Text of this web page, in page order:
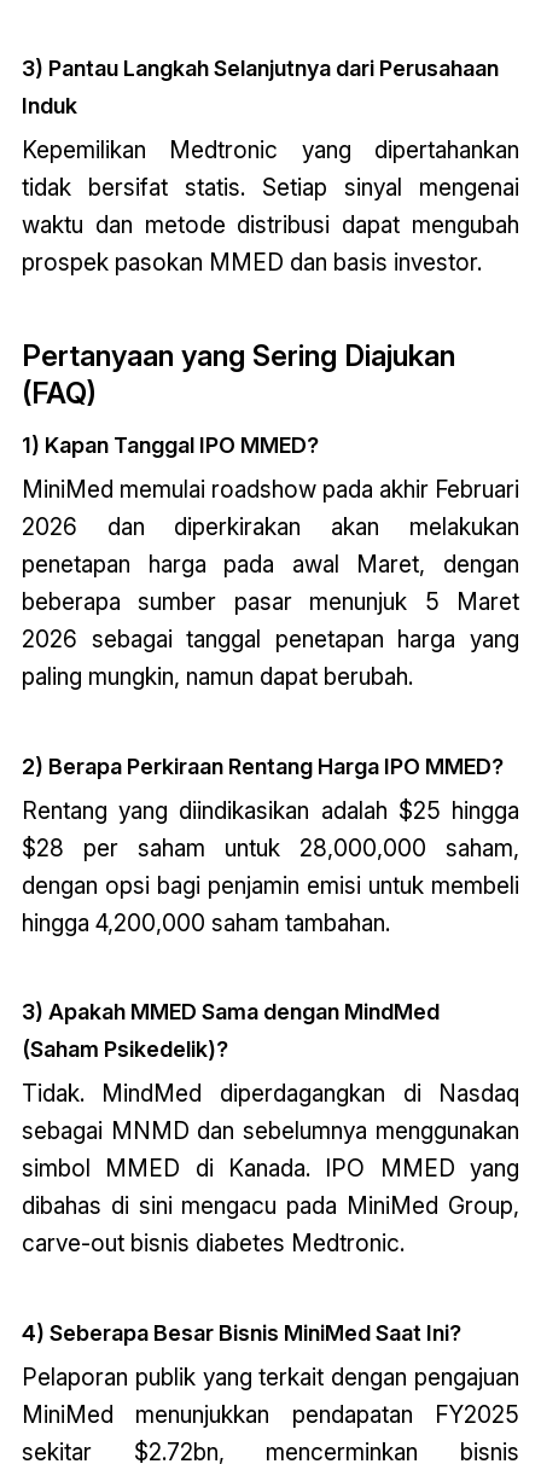
3) Pantau Langkah Selanjutnya dari Perusahaan
Induk
Kepemilikan Medtronic yang dipertahankan
tidak bersifat statis. Setiap sinyal mengenai
waktu dan metode distribusi dapat mengubah
prospek pasokan MMED dan basis investor.
Pertanyaan yang Sering Diajukan
(FAQ)
1) Kapan Tanggal IPO MMED?
MiniMed memulai roadshow pada akhir Februari
2026 dan diperkirakan akan melakukan
penetapan harga pada awal Maret, dengan
beberapa sumber pasar menunjuk 5 Maret
2026 sebagai tanggal penetapan harga yang
paling mungkin, namun dapat berubah.
2) Berapa Perkiraan Rentang Harga IPO MMED?
Rentang yang diindikasikan adalah $25 hingga
$28 per saham untuk 28,000,000 saham,
dengan opsi bagi penjamin emisi untuk membeli
hingga 4,200,000 saham tambahan.
3) Apakah MMED Sama dengan MindMed
(Saham Psikedelik)?
Tidak. MindMed diperdagangkan di Nasdaq
sebagai MNMD dan sebelumnya menggunakan
simbol MMED di Kanada. IPO MMED yang
dibahas di sini mengacu pada MiniMed Group,
carve-out bisnis diabetes Medtronic.
4) Seberapa Besar Bisnis MiniMed Saat Ini?
Pelaporan publik yang terkait dengan pengajuan
MiniMed menunjukkan pendapatan FY2025
sekitar $2.72bn, mencerminkan bisnis